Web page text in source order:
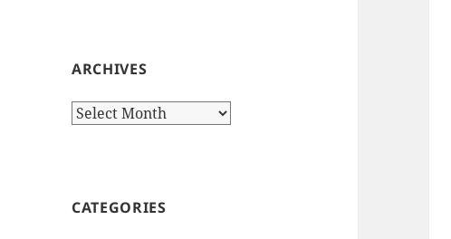
ARCHIVES
Archives
CATEGORIES